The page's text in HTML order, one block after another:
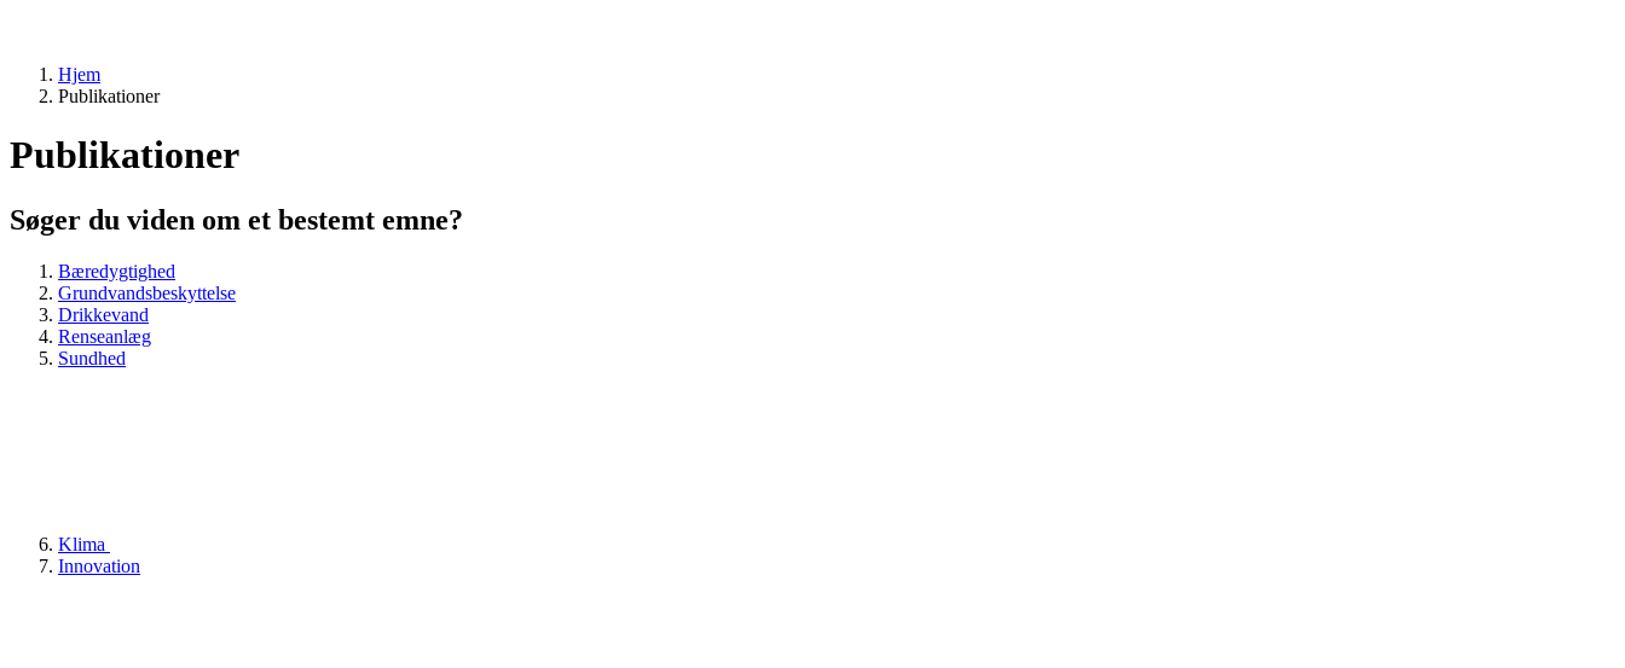
Hjem
Publikationer
Publikationer
Søger du viden om et bestemt emne?
Bæredygtighed
Grundvandsbeskyttelse
Drikkevand
Renseanlæg
Sundhed
Klima
Innovation